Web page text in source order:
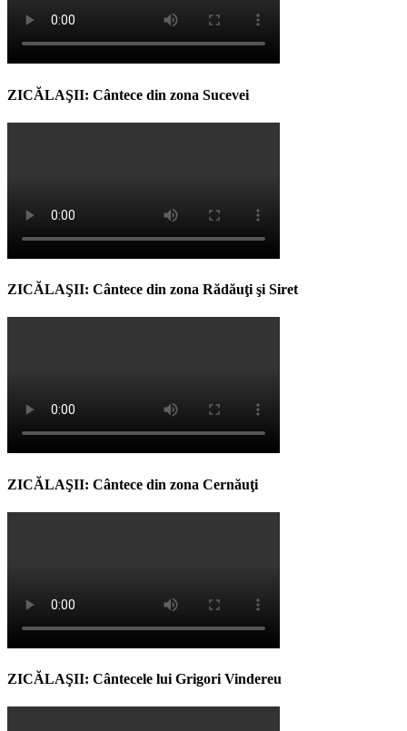
ZICĂLAŞII: Cântece din zona Sucevei
ZICĂLAŞII: Cântece din zona Rădăuţi şi Siret
ZICĂLAŞII: Cântece din zona Cernăuţi
ZICĂLAŞII: Cântecele lui Grigori Vindereu